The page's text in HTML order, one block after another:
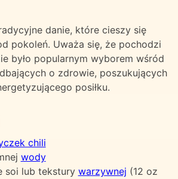
danie, które cieszy się
pokoleń. Uważa się, że pochodzi
było popularnym wyborem wśród
o zdrowie, poszukujących
posiłku.
chili
wody
soi lub tekstury warzywnej (12 oz